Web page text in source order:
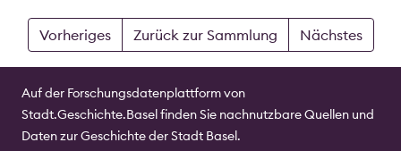
Vorheriges Zurück zur Sammlung Nächstes
Auf der Forschungsdatenplattform von
Stadt.Geschichte.Basel finden Sie nachnutzbare Quellen und
Daten zur Geschichte der Stadt Basel.